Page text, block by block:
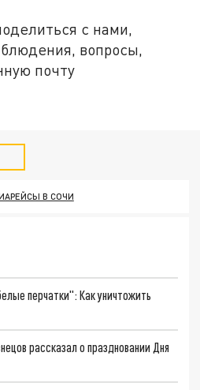
с нами,
вопросы,
почту
В СОЧИ
перчатки": Как уничтожить
рассказал о праздновании Дня